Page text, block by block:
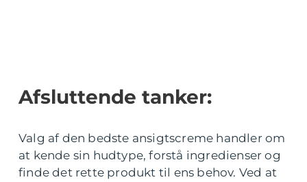
Afsluttende tanker:
Valg af den bedste ansigtscreme handler om
at kende sin hudtype, forstå ingredienser og
finde det rette produkt til ens behov. Ved at